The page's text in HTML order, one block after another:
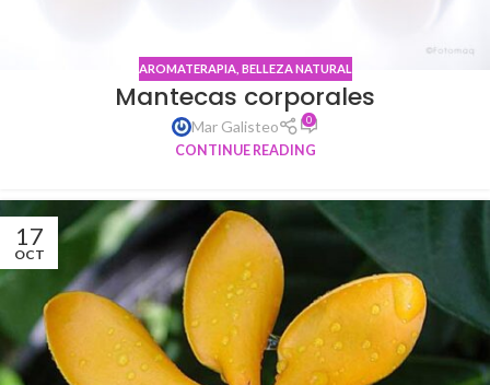
AROMATERAPIA BELLEZA NATURAL
Mantecas corporales
Mar Galisteo 0
CONTINUE READING
17
OCT